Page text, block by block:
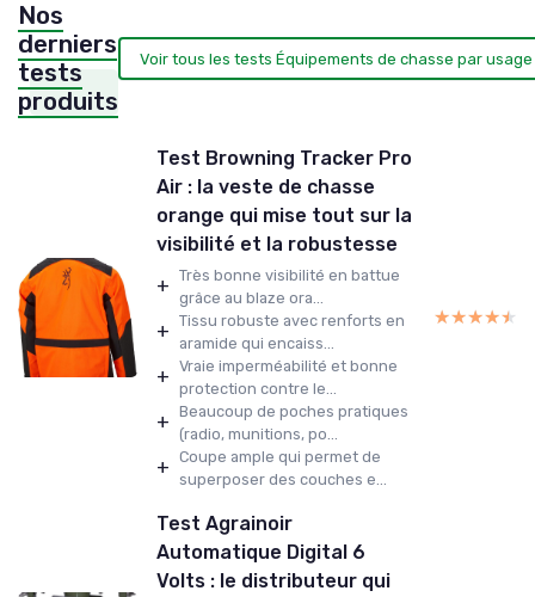
Nos
derniers
tests
produits
Voir tous les tests Équipements de chasse par usage
Test Browning Tracker Pro
Air : la veste de chasse
orange qui mise tout sur la
visibilité et la robustesse
+ Très bonne visibilité en battue
grâce au blaze ora...
+ Tissu robuste avec renforts en
aramide qui encaiss...
+ Vraie imperméabilité et bonne
protection contre le...
+ Beaucoup de poches pratiques
(radio, munitions, po...
+ Coupe ample qui permet de
superposer des couches e...
★★★★★
★★★★★
Test Agrainoir
Automatique Digital 6
Volts : le distributeur qui